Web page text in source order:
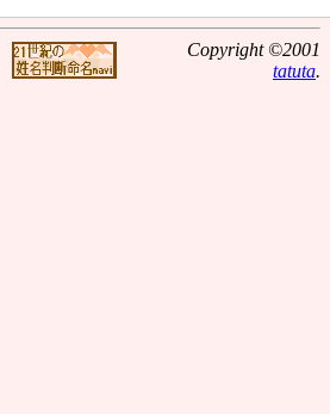
Copyright ©2001
tatuta.